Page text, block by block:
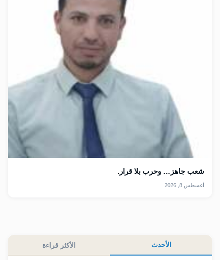
شعب جاهز… وحرب بلا قرار.
أغسطس 8, 2026
الأحدث الأكثر قراءة